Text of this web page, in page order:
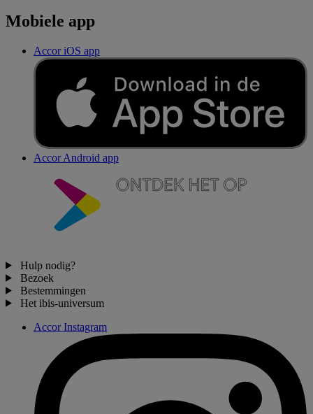
Mobiele app
Accor iOS app
Accor Android app
Hulp nodig?
Bezoek
Bestemmingen
Het ibis-universum
Accor Instagram